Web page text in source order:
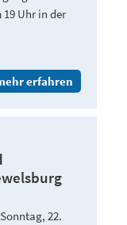
19 Uhr in der
erfahren
22.